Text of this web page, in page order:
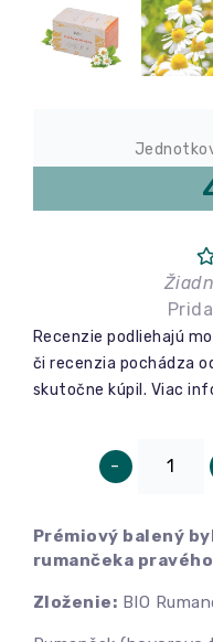
Recenzie podliehajú
či recenzia pochádza
skutočne kúpil. Viac
-
Prémiový balený
rumančeka
Zloženie: BIO